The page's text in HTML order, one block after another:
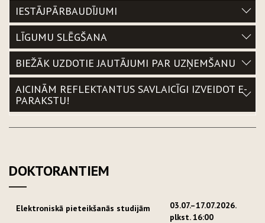
IESTĀJPĀRBAUDĪJUMI
LĪGUMU SLĒGŠANA
BIEŽĀK UZDOTIE JAUTĀJUMI PAR UZŅEMŠANU
AICINĀM REFLEKTANTUS SAVLAICĪGI IZVEIDOT E-
PARAKSTU!
DOKTORANTIEM
Elektroniskā pieteikšanās studijām
03.07.–17.07.2026.
plkst. 16:00